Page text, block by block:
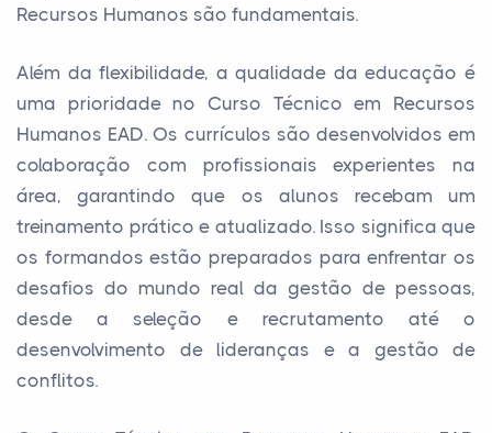
Recursos Humanos são fundamentais.
Além da flexibilidade, a qualidade da educação é
uma prioridade no Curso Técnico em Recursos
Humanos EAD. Os currículos são desenvolvidos em
colaboração com profissionais experientes na
área, garantindo que os alunos recebam um
treinamento prático e atualizado. Isso significa que
os formandos estão preparados para enfrentar os
desafios do mundo real da gestão de pessoas,
desde a seleção e recrutamento até o
desenvolvimento de lideranças e a gestão de
conflitos.